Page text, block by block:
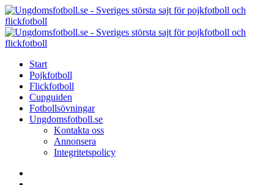
Menu
Search
Menu
Start
Pojkfotboll
Flickfotboll
Cupguiden
Fotbollsövningar
Ungdomsfotboll.se
Kontakta oss
Annonsera
Integritetspolicy